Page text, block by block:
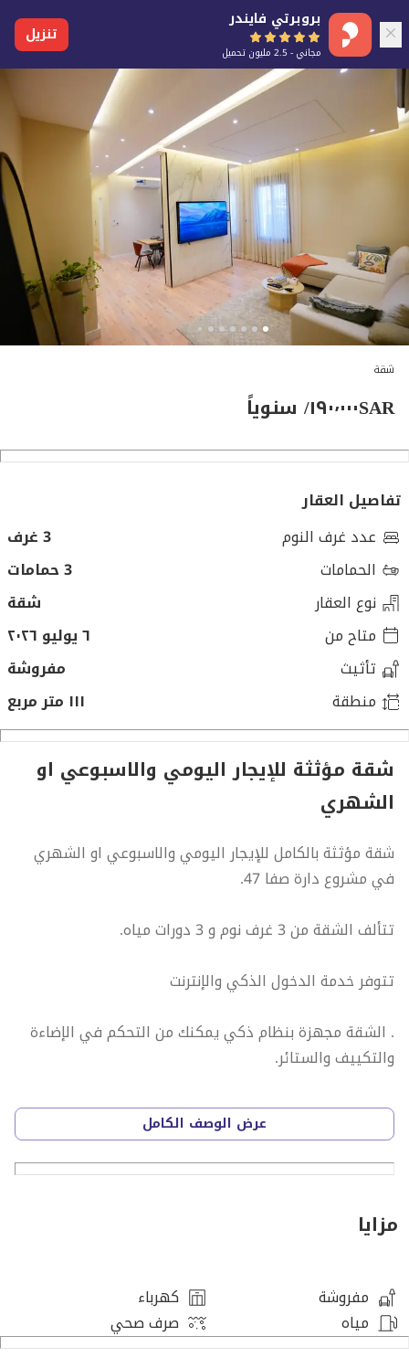
بروبرتي فايندر
مجاني - 2.5 مليون تحميل
تنزيل
شقة
SAR١٩٠٬٠٠٠/ سنوياً
تفاصيل العقار
عدد غرف النوم
3 غرف
الحمامات
3 حمامات
نوع العقار
شقة
متاح من
٦ يوليو ٢٠٢٦
تأثيث
مفروشة
منطقة
١١١ متر مربع
شقة مؤثثة للإيجار اليومي والاسبوعي او
الشهري
شقة مؤثثة بالكامل للإيجار اليومي والاسبوعي او الشهري
في مشروع دارة صفا 47.
تتألف الشقة من 3 غرف نوم و 3 دورات مياه.
تتوفر خدمة الدخول الذكي والإنترنت
. الشقة مجهزة بنظام ذكي يمكنك من التحكم في الإضاءة
والتكييف والستائر.
سعر الإيجار اليومي هو 1500 ريال. للحجز، يُرجى التواصل
معي على الواتساب لضمان توفرها للحجز
-----------------------٠--------
عرض الوصف الكامل
مزايا
مفروشة
كهرباء
مياه
صرف صحي